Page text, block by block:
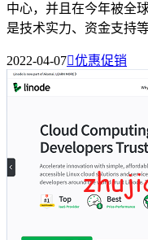
中心，并且在今年被全
是技术实力、资金支持
2022-04-07优惠促销